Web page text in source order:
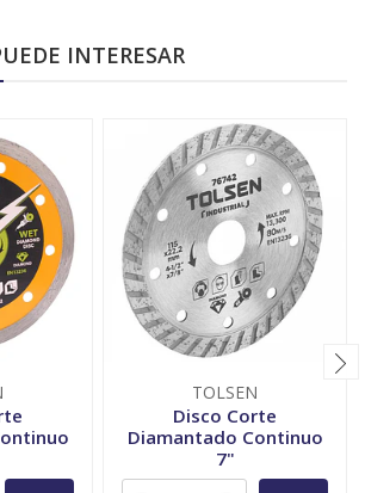
INTERESAR
TOLSEN
Disco Corte
Diamantado Continuo
7"